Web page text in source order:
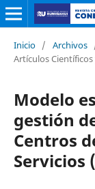
Inicio / Archivos
Artículos
Modelo
gestión
Centros
Servicios